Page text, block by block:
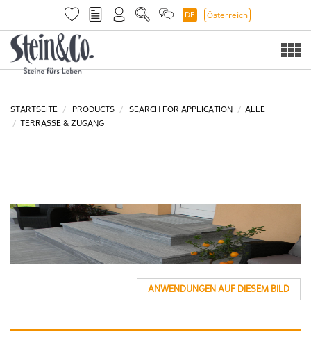
DE Österreich
STARTSEITE PRODUCTS SEARCH FOR APPLICATION
ALLE
TERRASSE & ZUGANG
ANWENDUNGEN AUF DIESEM BILD